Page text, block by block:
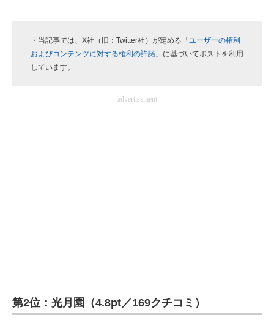
・当記事では、X社（旧：Twitter社）が定める「 ユーザーの権利
およびコンテンツに対する権利の許諾 」に基づいてポストを利用
しています。
advertisement
第2位：光月園（4.8pt／169クチコミ）